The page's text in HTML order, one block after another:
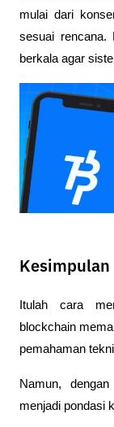
mulai dari
sesuai rencana.
berkala agar
Kesimpulan
Itulah cara
blockchain
pemahaman
Namun,
menjadi pondasi